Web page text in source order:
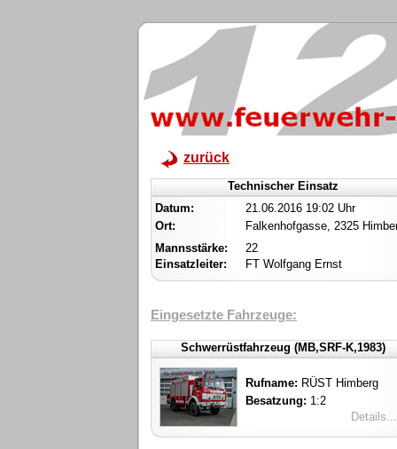
zurück
Technischer Einsatz
Datum:
21.06.2016 19:02 Uhr
Ort:
Falkenhofgasse, 2325
Mannsstärke:
22
Einsatzleiter:
FT Wolfgang Ernst
Eingesetzte Fahrzeuge:
Schwerrüstfahrzeug (MB,SRF-K,1983)
Rufname: RÜST Himberg
Besatzung: 1:2
Details...